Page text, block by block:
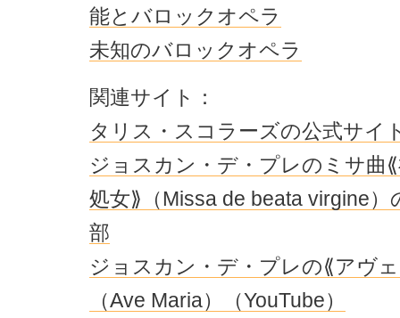
能とバロックオペラ
未知のバロックオペラ
関連サイト：
タリス・スコラーズの公式サイ
ジョスカン・デ・プレのミサ曲
処女⟫（Missa de beata virgine）
部
ジョスカン・デ・プレの⟪アヴ
（Ave Maria）（YouTube）